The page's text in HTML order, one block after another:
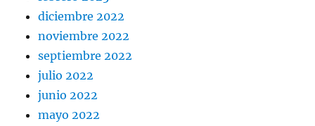
diciembre 2022
noviembre 2022
septiembre 2022
julio 2022
junio 2022
mayo 2022